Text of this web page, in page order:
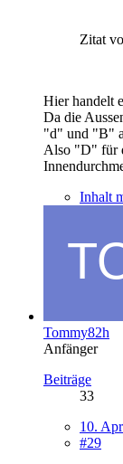
Zitat
Hier handelt
Da die
"d" und "B"
Also "D" für
Inhalt
Tommy82h
Anfänger
Beiträge
33
10.
#29